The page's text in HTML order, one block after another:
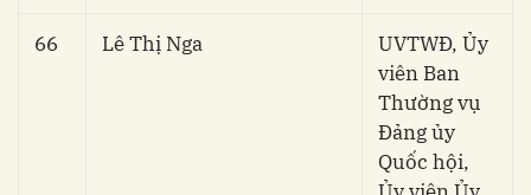
66 Lê Thị Nga
UVTWĐ, Ủy
viên Ban
Thường vụ
Đảng ủy
Quốc hội,